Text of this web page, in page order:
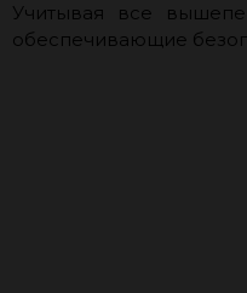
Учитывая все
обеспечивающие